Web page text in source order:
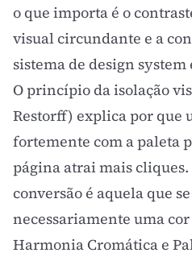
o que importa é o
visual circundante e a
sistema de design system
O princípio da isolação
Restorff) explica por que
fortemente com a paleta
página atrai mais
conversão é aquela que
necessariamente uma
Harmonia Cromática e